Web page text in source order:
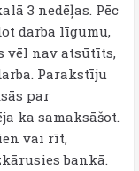
3 nedēļas. Pēc
darba līgumu,
vēl nav atsūtīts,
Parakstīju
par
ka samaksāšot.
vai rīt,
bankā.